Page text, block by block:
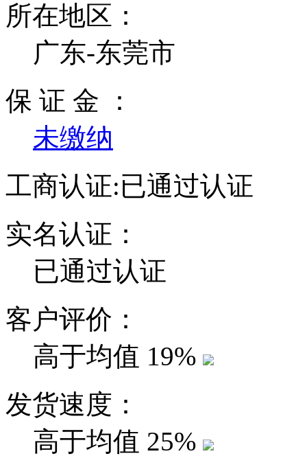
所在地区：
广东-东莞市
保 证 金 ：
未缴纳
工商认证:已通过认证
实名认证：
已通过认证
客户评价：
高于均值 19%
发货速度：
高于均值 25%